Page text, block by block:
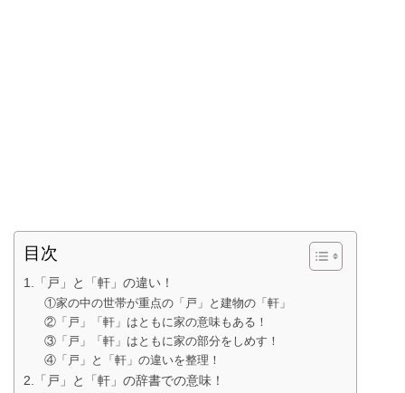
目次
1.「戸」と「軒」の違い！
①家の中の世帯が重点の「戸」と建物の「軒」
②「戸」「軒」はともに家の意味もある！
③「戸」「軒」はともに家の部分をしめす！
④「戸」と「軒」の違いを整理！
2.「戸」と「軒」の辞書での意味！